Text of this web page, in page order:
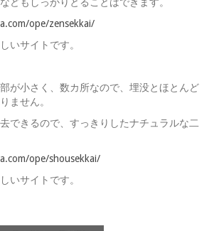
ope/zensekkai/
いサイトです。
が小さく、数カ所なので、埋没とほとんど
ません。
できるので、すっきりしたナチュラルな二
ope/shousekkai/
いサイトです。